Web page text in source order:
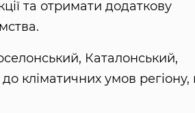
та отримати додаткову
Каталонський,
кліматичних умов регіону,